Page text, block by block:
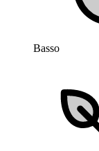
Basso